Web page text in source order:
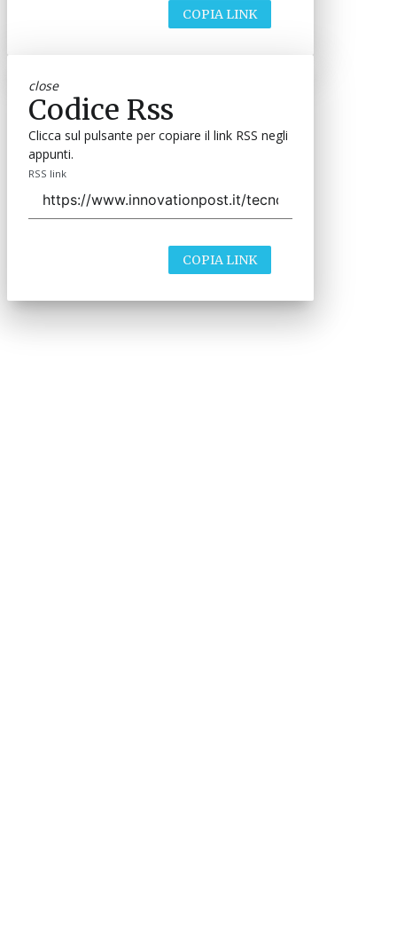
COPIA LINK
close
Codice Rss
Clicca sul pulsante per copiare il link RSS negli
appunti.
RSS link
COPIA LINK